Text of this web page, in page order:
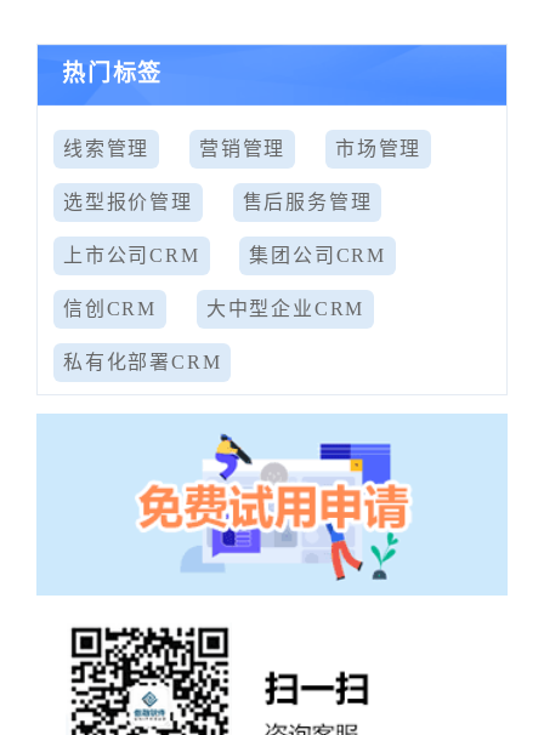
热门标签
线索管理 营销管理 市场管理
选型报价管理 售后服务管理
上市公司CRM 集团公司CRM
信创CRM 大中型企业CRM
私有化部署CRM